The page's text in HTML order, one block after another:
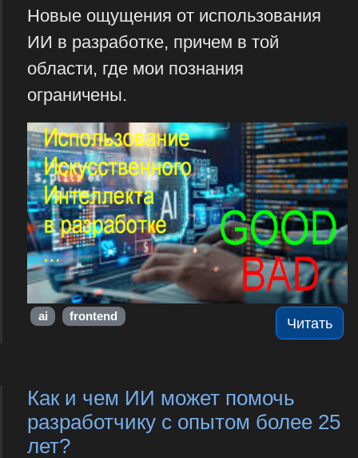
Новые ощущения от использования
ИИ в разработке, причем в той
области, где мои познания
ограничены.
Читать
ai frontend
Как и чем ИИ может помочь
разработчику с опытом более 25
лет?